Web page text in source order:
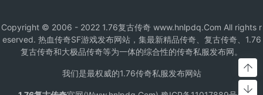
Copyright © 2006 - 2022 1.76复古传奇 www.hnlpdq.Com All rights r
eserved. 热血传奇SF游戏发布网站，集最新精品传奇、复古传奇、1.76
复古传奇和大极品传奇等为一体的综合性的传奇私服发布网。
我们是最权威的1.76传奇私服发布网站